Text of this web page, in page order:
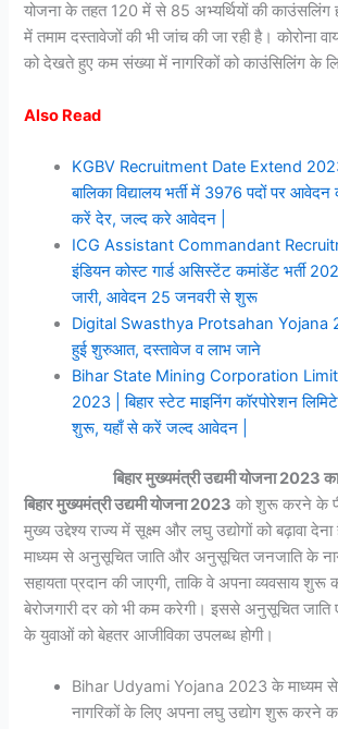
योजना के तहत 120 में से 85 अभ्यर्थियों की काउंसलिंग
में तमाम दस्तावेजों की भी जांच की जा रही है।
को देखते हुए कम संख्या में नागरिकों को काउंसिलिंग के
Also Read
KGBV Recruitment Date Extend
बालिका विद्यालय भर्ती में 3976 पदों पर
करें देर, जल्द करे आवेदन |
ICG Assistant Commandant
इंडियन कोस्ट गार्ड असिस्टेंट कमांडेंट भर्ती
जारी, आवेदन 25 जनवरी से शुरू
Digital Swasthya Protsahan Yojana
हुई शुरुआत, दस्तावेज व लाभ जाने
Bihar State Mining Corporation
2023 | बिहार स्टेट माइनिंग कॉरपोरेशन
शुरू, यहाँ से करें जल्द आवेदन |
बिहार मुख्यमंत्री उद्यमी योजना 2023 का
बिहार मुख्यमंत्री उद्यमी योजना 2023 को शुरू करने के
मुख्य उद्देश्य राज्य में सूक्ष्म और लघु उद्योगों को बढ़ावा
माध्यम से अनुसूचित जाति और अनुसूचित जनजाति के
सहायता प्रदान की जाएगी, ताकि वे अपना व्यवसाय
बेरोजगारी दर को भी कम करेगी। इससे अनुसूचित
के युवाओं को बेहतर आजीविका उपलब्ध होगी।
Bihar Udyami Yojana 2023 के माध्यम से
नागरिकों के लिए अपना लघु उद्योग शुरू करने